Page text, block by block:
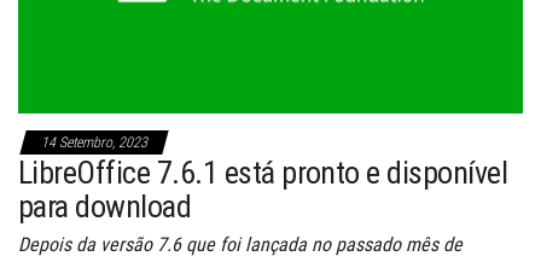
14 Setembro, 2023
LibreOffice 7.6.1 está pronto e disponível
para download
Depois da versão 7.6 que foi lançada no passado mês de